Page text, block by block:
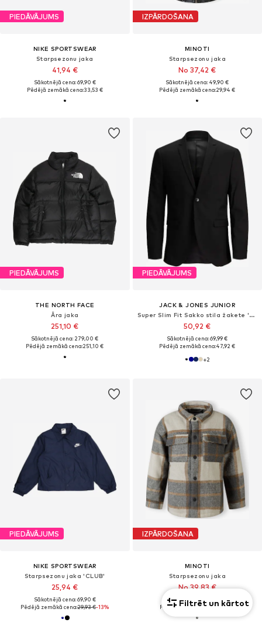
PIEDĀVĀJUMS
NIKE SPORTSWEAR
Starpsezonu jaka
41,94 €
Sākotnējā cena: 69,90 €
Pēdējā zemākā cena:33,53 €
IZPĀRDOŠANA
MINOTI
Starpsezonu jaka
No 37,42 €
Sākotnējā cena: 49,90 €
Pēdējā zemākā cena:29,94 €
PIEDĀVĀJUMS
THE NORTH FACE
Āra jaka
251,10 €
Sākotnējā cena: 279,00 €
Pēdējā zemākā cena:251,10 €
PIEDĀVĀJUMS
JACK & JONES JUNIOR
Super Slim Fit Sakko stila žakete 'JNRSolar'
50,92 €
Sākotnējā cena: 69,99 €
Pēdējā zemākā cena:47,92 €
+2
PIEDĀVĀJUMS
NIKE SPORTSWEAR
Starpsezonu jaka 'CLUB'
25,94 €
Sākotnējā cena: 69,90 €
Pēdējā zemākā cena:29,93 €-13%
IZPĀRDOŠANA
MINOTI
Starpsezonu jaka
No 39,83 €
Sākotnējā cena: 56,90 €
Pēdējā zemākā cena: 31,86 €
Filtrēt un kārtot